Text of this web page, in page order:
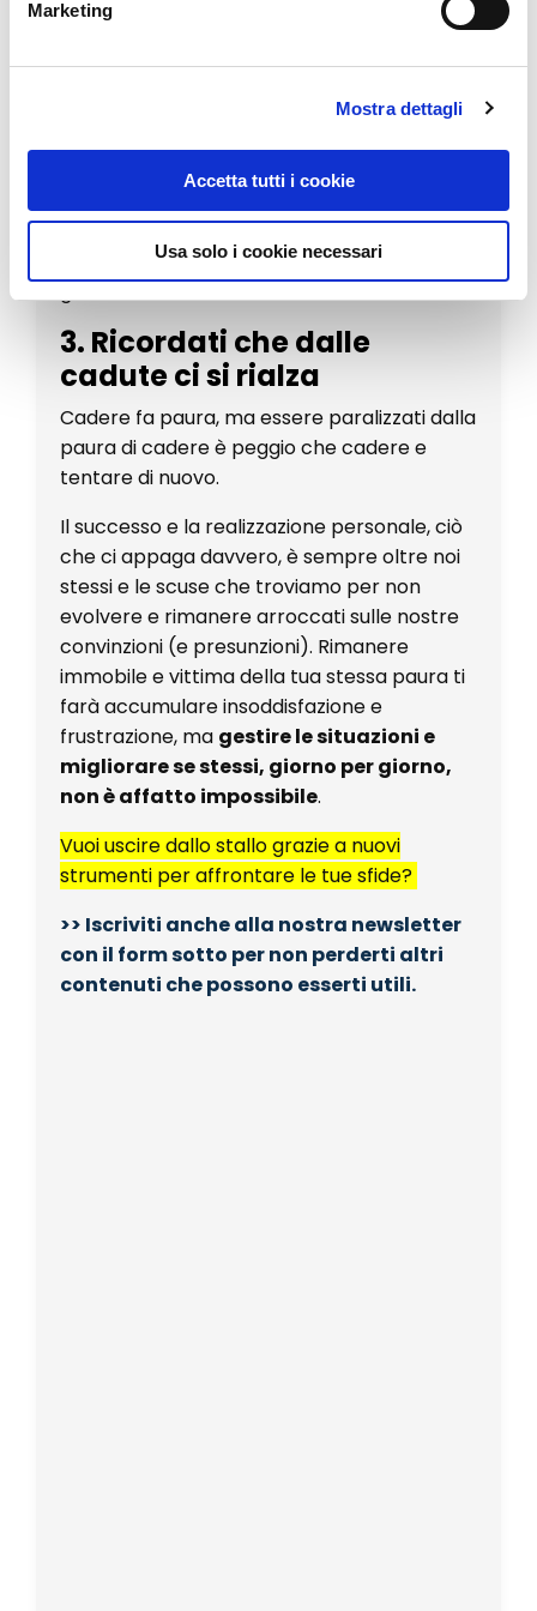
Marketing
Mostra dettagli
Accetta tutti i cookie
Usa solo i cookie necessari
ti spaventano.
2.Fai tesoro delle tue
esperienze (anche dei tuoi
Sbagliare è umano, ma spesso si tende a
sono proprio i tonfi, a volte più che i trionfi, a
correggere la direzione e indirizzarti verso la
giusta strada.
3. Ricordati che dalle
cadute ci si rialza
Cadere fa paura, ma essere paralizzati dalla
paura di cadere è peggio che cadere e
tentare di nuovo.
Il successo e la realizzazione personale, ciò
che ci appaga davvero, è sempre oltre noi
stessi e le scuse che troviamo per non
evolvere e rimanere arroccati sulle nostre
convinzioni (e presunzioni). Rimanere
immobile e vittima della tua stessa paura ti
farà accumulare insoddisfazione e
frustrazione, ma gestire le situazioni e
migliorare se stessi, giorno per giorno,
non è affatto impossibile.
Vuoi uscire dallo stallo grazie a nuovi
strumenti per affrontare le tue sfide?
>> Iscriviti anche alla nostra newsletter
con il form sotto per non perderti altri
contenuti che possono esserti utili.